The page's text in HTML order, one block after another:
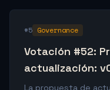
#5 Governance
Votación #52:
actualización:
La propuesta de